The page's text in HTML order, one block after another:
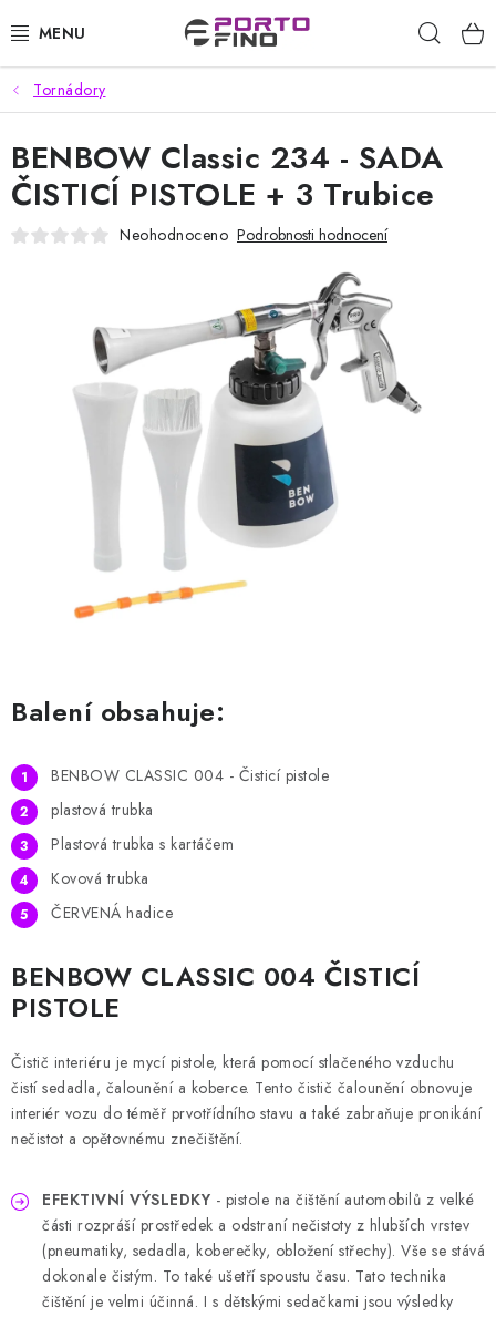
na
CHEMIE A PÉČE O VOZIDLA
PŘÍSLUŠENSTVÍ A ND K AUTOMYČKÁM
VYSOKOTLAKÉ A ČISTÍCÍ STROJE
PŘÍSLUŠENSTVÍ
DOMÁCNOST A ZAHRADA
CHEMIE - BEZKONTAKTNÍ MYČKY
HODNOCENÍ OBCHODU
Obchodní podmínky
Podmínky ochrany osobních údajů
Tornádory
Balení obsahuje:
BENBOW CLASSIC 004 - Čisticí pistole
plastová trubka
Plastová trubka s kartáčem
Kovová trubka
ČERVENÁ hadice
BENBOW CLASSIC 004 ČISTICÍ
PISTOLE
Čistič interiéru je mycí pistole, která pomocí stlačeného vzduchu
čistí sedadla, čalounění a koberce. Tento čistič čalounění obnovuje
interiér vozu do téměř prvotřídního stavu a také zabraňuje pronikání
nečistot a opětovnému znečištění.
EFEKTIVNÍ VÝSLEDKY - pistole na čištění automobilů z velké
části rozpráší prostředek a odstraní nečistoty z hlubších vrstev
(pneumatiky, sedadla, koberečky, obložení střechy). Vše se stává
dokonale čistým. To také ušetří spoustu času. Tato technika
čištění je velmi účinná. I s dětskými sedačkami jsou výsledky
BENBOW Classic 234 - SADA
ČISTICÍ PISTOLE + 3 Trubice
Neohodnoceno Podrobnosti hodnocení